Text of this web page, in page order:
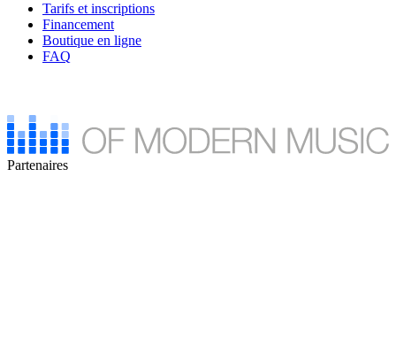
Tarifs et inscriptions
Financement
Boutique en ligne
FAQ
Partenaires